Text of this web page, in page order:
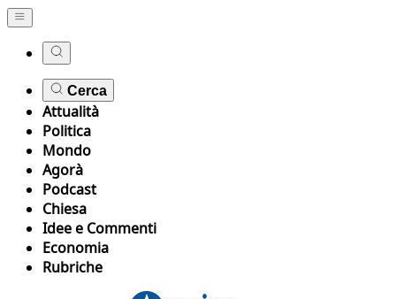
Cerca
Attualità
Politica
Mondo
Agorà
Podcast
Chiesa
Idee e Commenti
Economia
Rubriche